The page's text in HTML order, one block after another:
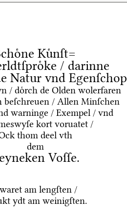
Kuͤnſt=
/ darinne
Natur vnd Egenſchop
/ doͤrch de Olden wolerfaren
beſchreuen / Allen Minſchen
warninge / Exempel / vnd
kort voruatet /
thom deel vth
dem
Voſſe.
am lengſten /
ydt am weinigſten.